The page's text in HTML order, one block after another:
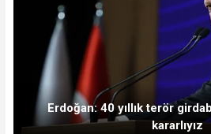
Erdoğan: 40 yıllık terör
kararlıyız